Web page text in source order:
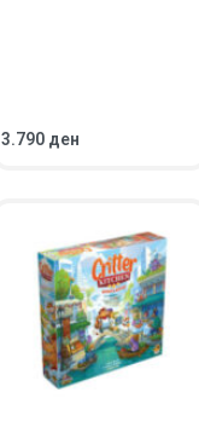
3.790 ден
ВО КОШНИЧКА